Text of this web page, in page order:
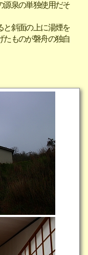
源泉の単独使用だそ
と斜面の上に湯煙を
たものが磐舟の独自